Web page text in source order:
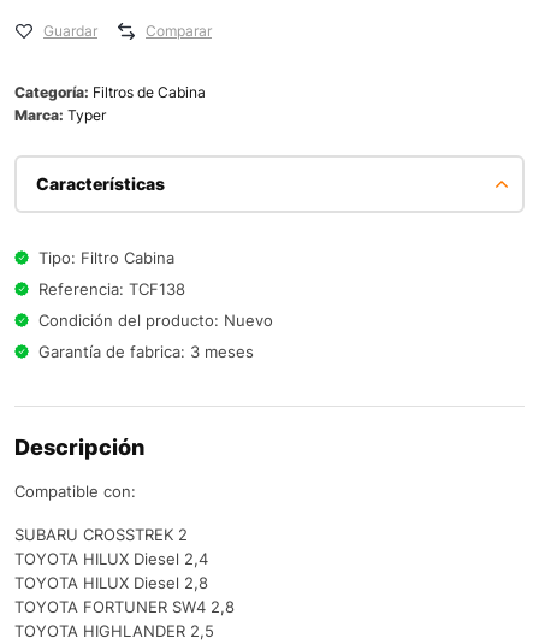
Guardar Comparar
Categoría: Filtros de Cabina
Marca: Typer
Características
Tipo: Filtro Cabina
Referencia: TCF138
Condición del producto: Nuevo
Garantía de fabrica: 3 meses
Descripción
Compatible con:
SUBARU CROSSTREK 2
TOYOTA HILUX Diesel 2,4
TOYOTA HILUX Diesel 2,8
TOYOTA FORTUNER SW4 2,8
TOYOTA HIGHLANDER 2,5